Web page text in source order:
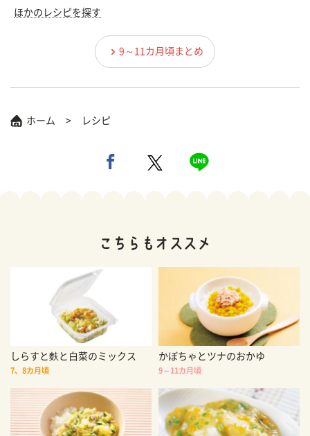
ほかのレシピを探す
9～11カ月頃まとめ
ホーム レシピ
しらすと麩と白菜のミックス
7、8カ月頃
かぼちゃとツナのおかゆ
9～11カ月頃